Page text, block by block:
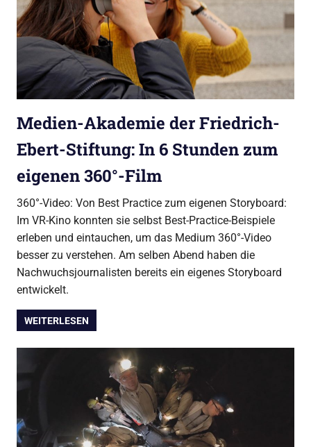
Medien-Akademie der Friedrich-
Ebert-Stiftung: In 6 Stunden zum
eigenen 360°-Film
360°-Video: Von Best Practice zum eigenen Storyboard:
Im VR-Kino konnten sie selbst Best-Practice-Beispiele
erleben und eintauchen, um das Medium 360°-Video
besser zu verstehen. Am selben Abend haben die
Nachwuchsjournalisten bereits ein eigenes Storyboard
entwickelt.
WEITERLESEN